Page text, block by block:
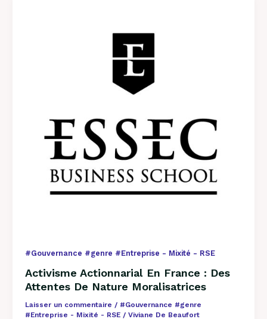
#Gouvernance #genre #Entreprise - Mixité - RSE
Activisme Actionnarial En France : Des
Attentes De Nature Moralisatrices
Laisser un commentaire / #Gouvernance #genre
#Entreprise - Mixité - RSE/ Viviane De Beaufort